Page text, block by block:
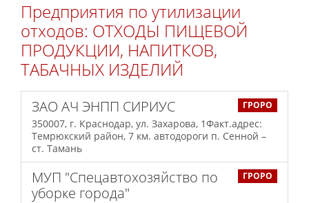
Предприятия по утилизации
отходов: ОТХОДЫ ПИЩЕВОЙ
ПРОДУКЦИИ, НАПИТКОВ,
ТАБАЧНЫХ ИЗДЕЛИЙ
ГРОРО
ЗАО АЧ ЭНПП СИРИУС
350007, г. Краснодар, ул. Захарова, 1Факт.адрес:
Темрюкский район, 7 км. автодороги п. Сенной –
ст. Тамань
ГРОРО
МУП "Спецавтохозяйство по
уборке города"